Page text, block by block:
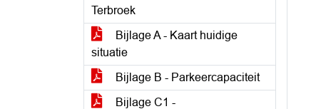
Terbroek
Bijlage A - Kaart huidige
situatie
Bijlage B - Parkeercapaciteit
Bijlage C1 -